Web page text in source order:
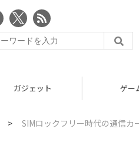
> SIMロックフリー時代の通信カ